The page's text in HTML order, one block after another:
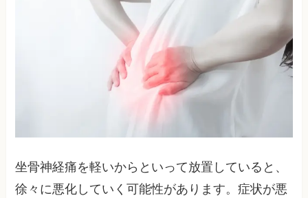
坐骨神経痛を軽いからといって放置していると、
徐々に悪化していく可能性があります。症状が悪